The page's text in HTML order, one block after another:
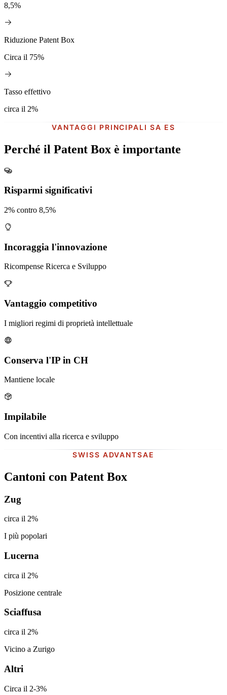
8,5%
Riduzione Patent Box
Circa il 75%
Tasso effettivo
circa il 2%
VANTAGGI PRINCIPALI SA ES
Perché il Patent Box è importante
Risparmi significativi
2% contro 8,5%
Incoraggia l'innovazione
Ricompense Ricerca e Sviluppo
Vantaggio competitivo
I migliori regimi di proprietà intellettuale
Conserva l'IP in CH
Mantiene locale
Impilabile
Con incentivi alla ricerca e sviluppo
SWISS ADVANTSAE
Cantoni con Patent Box
Zug
circa il 2%
I più popolari
Lucerna
circa il 2%
Posizione centrale
Sciaffusa
circa il 2%
Vicino a Zurigo
Altri
Circa il 2-3%